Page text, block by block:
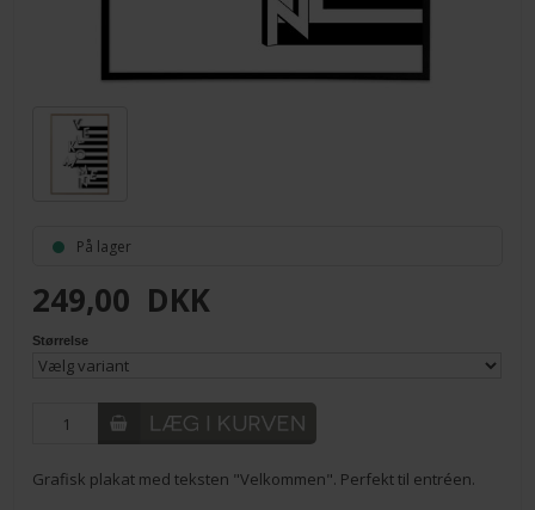
På lager
249,00 DKK
Størrelse
Grafisk plakat med teksten "Velkommen". Perfekt til entréen.